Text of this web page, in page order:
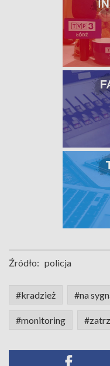
Źródło: policja
#kradzież #na
#monitoring